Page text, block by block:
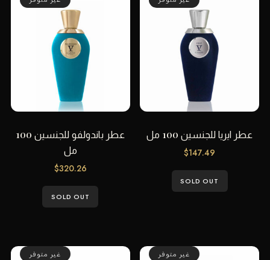
عطر ايريا للجنسين 100 مل
$147.49
SOLD OUT
عطر باندولفو للجنسين 100
مل
$320.26
SOLD OUT
غير متوفر غير متوفر